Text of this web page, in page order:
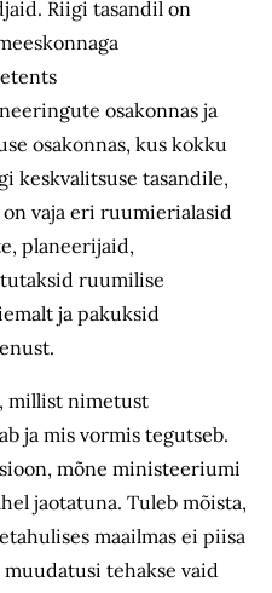
Riigi tasandil on
osakonnas ja
osakonnas, kus kokku
keskvalitsuse tasandile,
on vaja eri ruumierialasid
planeerijaid,
ruumilise
ja pakuksid
millist nimetust
ja mis vormis tegutseb.
mõne ministeeriumi
jaotatuna. Tuleb mõista,
maailmas ei piisa
tehakse vaid